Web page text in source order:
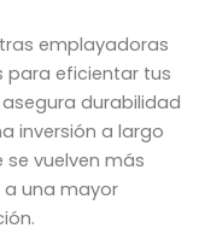
emplayadoras
para eficientar tus
durabilidad
inversión a largo
vuelven más
a una mayor